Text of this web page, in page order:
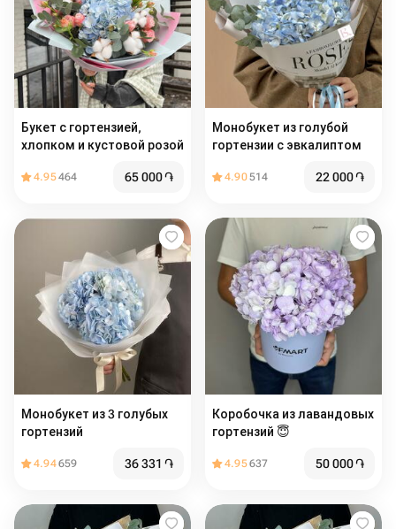
Букет с гортензией,
хлопком и кустовой розой
4.95464 65 000֏
Монобукет из голубой
гортензии с эвкалиптом
4.90514 22 000֏
Монобукет из 3 голубых
гортензий
4.94659 36 331 ֏
Коробочка из лавандовых
гортензий 😇
4.95637 50 000֏